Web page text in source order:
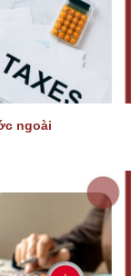
ngoài